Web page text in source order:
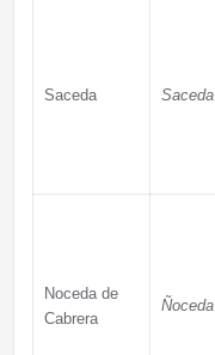
Saceda Saceda
Noceda de
Cabrera
Ñoceda